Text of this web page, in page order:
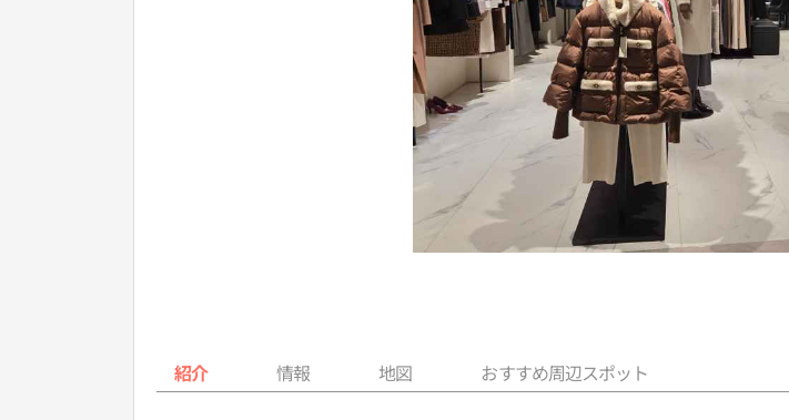
紹介 情報 地図 おすすめ周辺スポット